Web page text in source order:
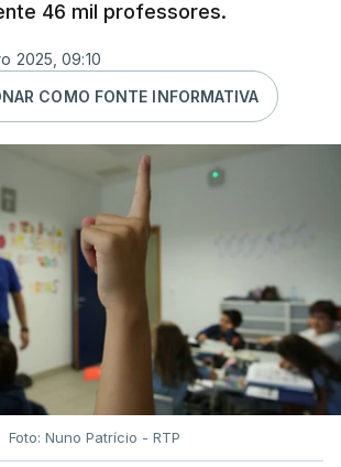
46 mil professores.
2025, 09:10
COMO FONTE INFORMATIVA
Foto: Nuno Patrício - RTP